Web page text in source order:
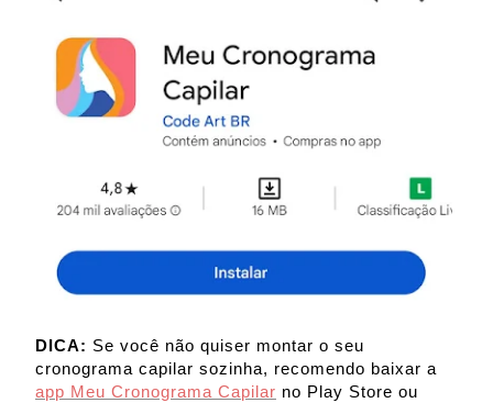
DICA: Se você não quiser montar o seu
cronograma capilar sozinha, recomendo baixar a
app Meu Cronograma Capilar no Play Store ou